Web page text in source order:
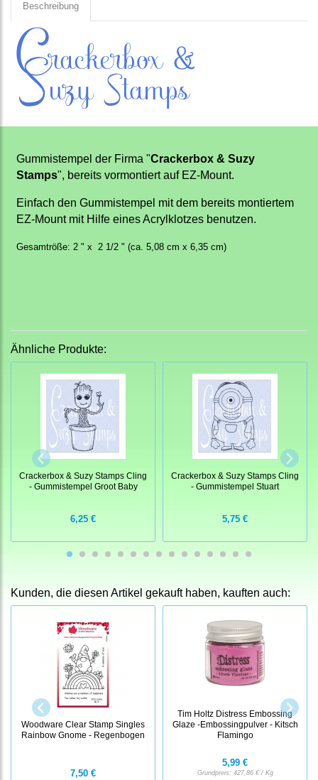
Beschreibung
Gummistempel der Firma "Crackerbox & Suzy
Stamps", bereits vormontiert auf EZ-Mount.
Einfach den Gummistempel mit dem bereits montiertem
EZ-Mount mit Hilfe eines Acrylklotzes benutzen.
Gesamtröße: 2 " x 2 1/2 " (ca. 5,08 cm x 6,35 cm)
Ähnliche Produkte:
Crackerbox & Suzy Stamps Cling
- Gummistempel Groot Baby
6,25 €
Crackerbox & Suzy Stamps Cling
- Gummistempel Stuart
5,75 €
Kunden, die diesen Artikel gekauft haben, kauften auch:
Woodware Clear Stamp Singles
Rainbow Gnome - Regenbogen
7,50 €
Tim Holtz Distress Embossing
Glaze -Embossingpulver - Kitsch
Flamingo
5,99 €
Grundpreis: 427,86 € / Kg